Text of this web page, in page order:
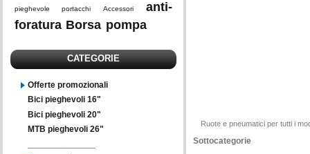
pieghevole portacchi Accessori
anti-
foratura Borsa pompa
CATEGORIE
Offerte promozionali
Bici pieghevoli 16"
Bici pieghevoli 20"
MTB pieghevoli 26"
Ruote e pneumatici per tutti i
Sottocategorie